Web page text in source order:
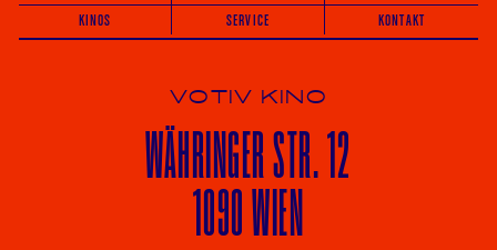
KINOS
SERVICE KONTAKT
VOTIV KINO
WÄHRINGERSTR. 12
1090 WIEN